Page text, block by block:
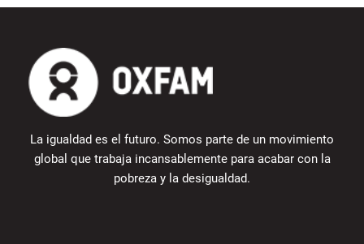
La igualdad es el futuro. Somos parte de un movimiento
global que trabaja incansablemente para acabar con la
pobreza y la desigualdad.